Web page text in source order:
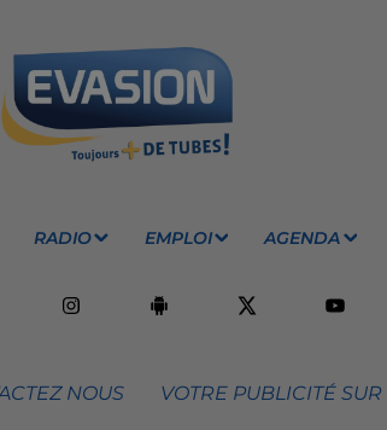
RADIO EMPLOI AGENDA
NOUS VOTRE PUBLICITÉ